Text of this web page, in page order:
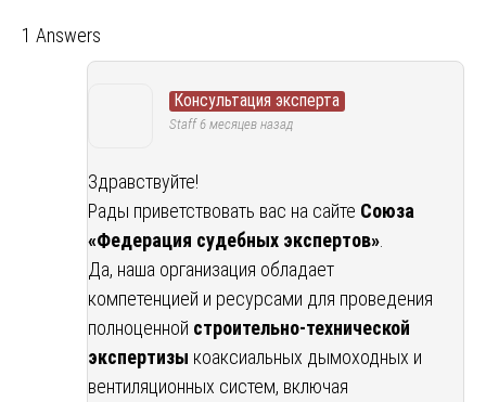
1 Answers
Консультация эксперта
Staff6 месяцев назад
Здравствуйте!
Рады приветствовать вас на сайте Союза
«Федерация судебных экспертов»
Да, наша организация обладает
компетенцией и ресурсами для проведения
полноценной строительно-технической
экспертизы коаксиальных дымоходных и
вентиляционных систем, включая